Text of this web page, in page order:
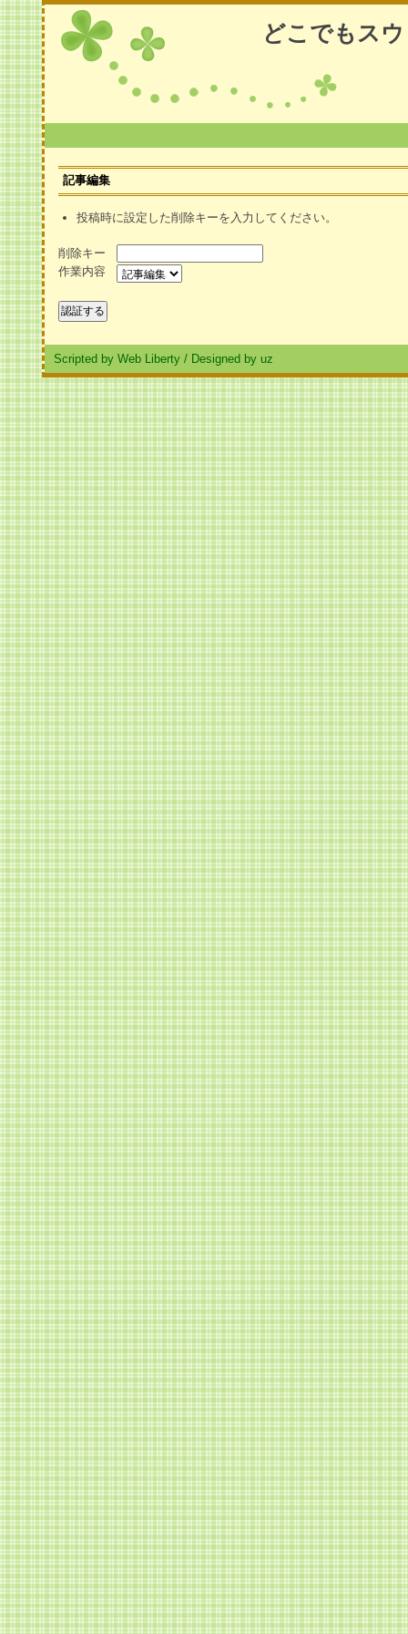
どこでもス
記事編集
投稿時に設定した削除キーを入力してください。
削除キー
作業内容
Scripted by Web Liberty / Designed by uz